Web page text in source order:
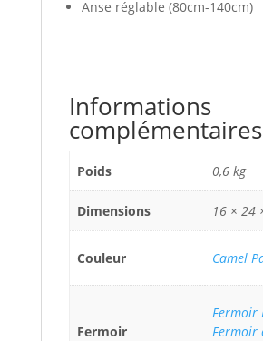
Anse réglable (80cm-140cm)
Informations
complémentaires
Poids 0,6 kg
Dimensions 16 × 24
Couleur Camel
Fermoir
Fermoir
Fermoir